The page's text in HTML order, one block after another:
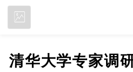
清华大学专家调